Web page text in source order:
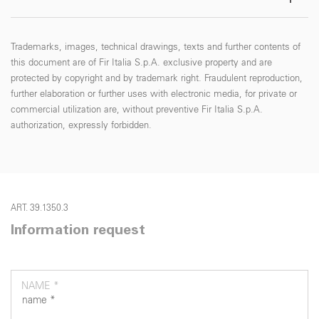
Trademarks, images, technical drawings, texts and further contents of
this document are of Fir Italia S.p.A. exclusive property and are
protected by copyright and by trademark right. Fraudulent reproduction,
further elaboration or further uses with electronic media, for private or
commercial utilization are, without preventive Fir Italia S.p.A.
authorization, expressly forbidden.
ART. 39.1350.3
Information request
NAME *